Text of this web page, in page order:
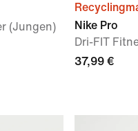
(Jungen)
Nike Pro
Dri-FIT
37,99 €